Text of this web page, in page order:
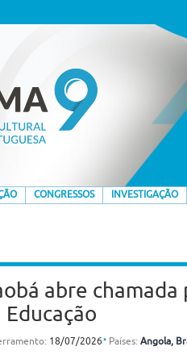
CONGRESSOS INVESTIGAÇÃO
abre
18/07/2026⋅ Países: Angola,